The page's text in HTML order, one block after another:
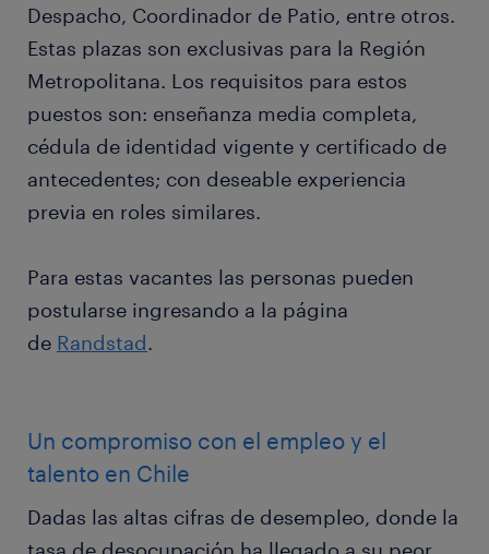
Despacho, Coordinador de Patio, entre otros.
Estas plazas son exclusivas para la Región
Metropolitana. Los requisitos para estos
puestos son: enseñanza media completa,
cédula de identidad vigente y certificado de
antecedentes; con deseable experiencia
previa en roles similares.
Para estas vacantes las personas pueden
postularse ingresando a la página
de Randstad.
Un compromiso con el empleo y el
talento en Chile
Dadas las altas cifras de desempleo, donde la